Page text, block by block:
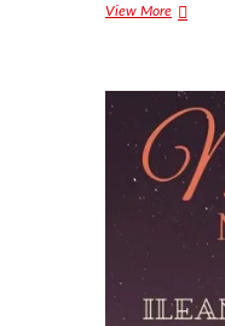
View MoreFestivalul
București
2016
de
Poezie
București